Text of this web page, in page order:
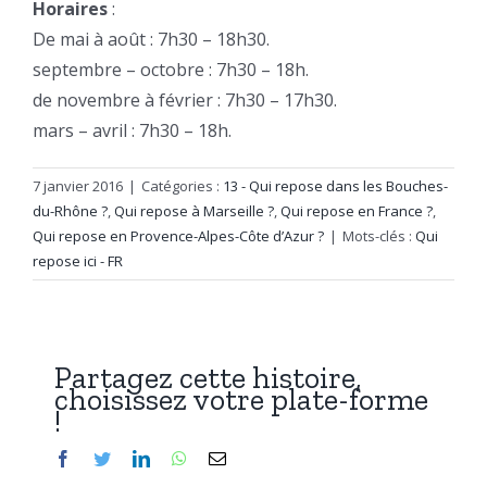
Horaires:
De mai à août : 7h30 – 18h30.
septembre – octobre : 7h30 – 18h.
de novembre à février : 7h30 – 17h30.
mars – avril : 7h30 – 18h.
7 janvier 2016 | Catégories : 13 - Qui repose dans les Bouches-
du-Rhône ?,Qui repose à Marseille ?,Qui repose en France ?,
Qui repose en Provence-Alpes-Côte d’Azur ? | Mots-clés : Qui
repose ici - FR
Partagez cette histoire,
choisissez votre plate-forme
!
Facebook
TwitterLinkedInWhatsApp
Email